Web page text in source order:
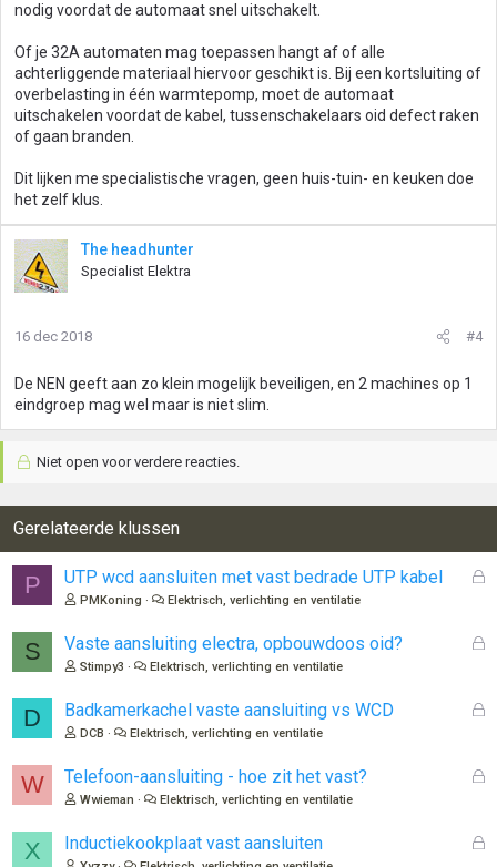
nodig voordat de automaat snel uitschakelt.
Of je 32A automaten mag toepassen hangt af of alle
achterliggende materiaal hiervoor geschikt is. Bij een kortsluiting of
overbelasting in één warmtepomp, moet de automaat
uitschakelen voordat de kabel, tussenschakelaars oid defect raken
of gaan branden.
Dit lijken me specialistische vragen, geen huis-tuin- en keuken doe
het zelf klus.
The headhunter
Specialist Elektra
16 dec 2018 #4
De NEN geeft aan zo klein mogelijk beveiligen, en 2 machines op 1
eindgroep mag wel maar is niet slim.
Niet open voor verdere reacties.
Gerelateerde klussen
P
G
n
UTP wcd aansluiten met vast bedrade UTP kabel
PMKoning Elektrisch, verlichting en ventilatie
S
G
n
Vaste aansluiting electra, opbouwdoos oid?
Stimpy3 Elektrisch, verlichting en ventilatie
D
G
n
Badkamerkachel vaste aansluiting vs WCD
DCB Elektrisch, verlichting en ventilatie
W
G
Telefoon-aansluiting - hoe zit het vast?
Wwieman Elektrisch, verlichting en ventilatie
X
G
Inductiekookplaat vast aansluiten